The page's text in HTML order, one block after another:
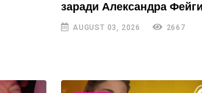
заради Александра
AUGUST 03, 2026 2667